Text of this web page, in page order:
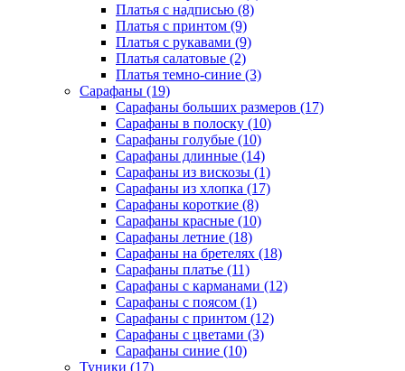
Платья с надписью (8)
Платья с принтом (9)
Платья с рукавами (9)
Платья салатовые (2)
Платья темно-синие (3)
Сарафаны (19)
Сарафаны больших размеров (17)
Сарафаны в полоску (10)
Сарафаны голубые (10)
Сарафаны длинные (14)
Сарафаны из вискозы (1)
Сарафаны из хлопка (17)
Сарафаны короткие (8)
Сарафаны красные (10)
Сарафаны летние (18)
Сарафаны на бретелях (18)
Сарафаны платье (11)
Сарафаны с карманами (12)
Сарафаны с поясом (1)
Сарафаны с принтом (12)
Сарафаны с цветами (3)
Сарафаны синие (10)
Туники (17)